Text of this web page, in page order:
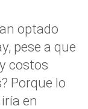
optado
pese a que
costos
Porque lo
en